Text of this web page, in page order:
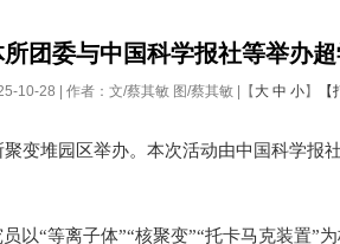
团委与中国科学报社等举办
10-28 | 作者：文/蔡其敏 图/蔡其敏 |【 大 中 小】 【
变堆园区举办。本次活动由中国科学
以“等离子体”“核聚变”“托卡马克装置”